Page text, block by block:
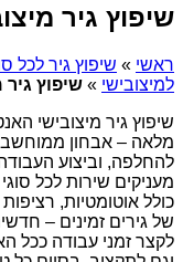
שיפוץ גיר
ראשי » שיפוץ גיר לכל
למיצובישי » שיפוץ
שיפוץ גיר מיצובישי
מלאה – אבחון ממוחשב
להחלפה, וביצוע
מעניקים שירות לכל
של גירים זמינים –
לקצר זמני עבודה ככל